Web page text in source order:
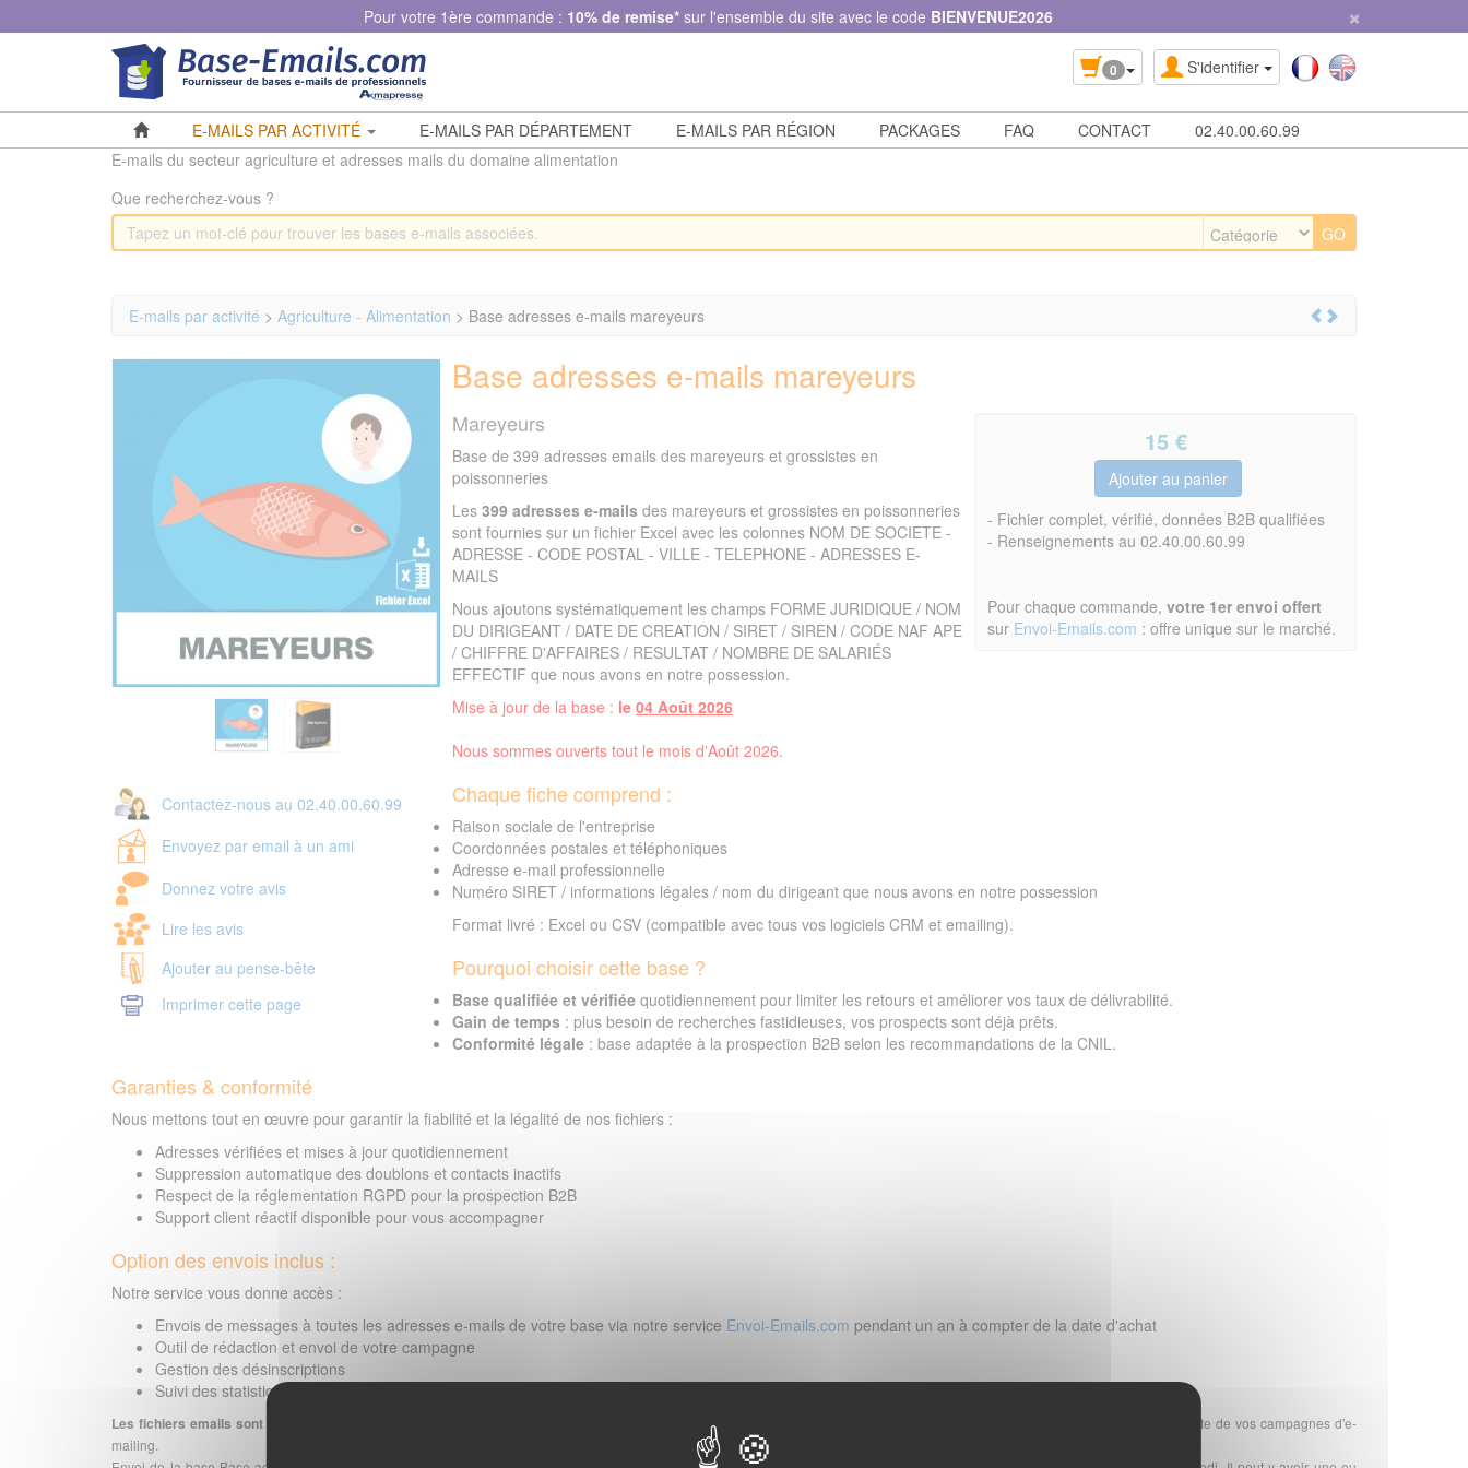
Pour votre 1ère commande : 10% de remise* sur l'ensemble du site avec le code BIENVENUE2026 ×
S'identifier
0
E-MAILS PAR ACTIVITÉ E-MAILS PAR DÉPARTEMENT E-MAILS PAR RÉGION PACKAGES FAQ CONTACT
02.40.00.60.99
E-mails du secteur agriculture et adresses mails du domaine alimentation
Que recherchez-vous ?
E-mails par activité > Agriculture - Alimentation > Base adresses e-mails mareyeurs
Contactez-nous au 02.40.00.60.99
Envoyez par email à un ami
Donnez votre avis
Lire les avis
Ajouter au pense-bête
Imprimer cette page
Base adresses e-mails mareyeurs
15 €
- Fichier complet, vérifié, données B2B qualifiées
- Renseignements au 02.40.00.60.99
Pour chaque commande, votre 1er envoi offert
sur Envoi-Emails.com : offre unique sur le marché.
Mareyeurs
Base de 399 adresses emails des mareyeurs et grossistes en
poissonneries
Les 399 adresses e-mails des mareyeurs et grossistes en poissonneries
sont fournies sur un fichier Excel avec les colonnes NOM DE SOCIETE -
ADRESSE - CODE POSTAL - VILLE - TELEPHONE - ADRESSES E-
MAILS
Nous ajoutons systématiquement les champs FORME JURIDIQUE / NOM
DU DIRIGEANT / DATE DE CREATION / SIRET / SIREN / CODE NAF APE
/ CHIFFRE D'AFFAIRES / RESULTAT / NOMBRE DE SALARIÉS
EFFECTIF que nous avons en notre possession.
Mise à jour de la base : le 04 Août 2026
Nous sommes ouverts tout le mois d'Août 2026.
Chaque fiche comprend :
Raison sociale de l'entreprise
Coordonnées postales et téléphoniques
Adresse e-mail professionnelle
Numéro SIRET / informations légales / nom du dirigeant que nous avons en notre possession
Format livré : Excel ou CSV (compatible avec tous vos logiciels CRM et emailing).
Pourquoi choisir cette base ?
Base qualifiée et vérifiée quotidiennement pour limiter les retours et améliorer vos taux de délivrabilité.
Gain de temps : plus besoin de recherches fastidieuses, vos prospects sont déjà prêts.
Conformité légale : base adaptée à la prospection B2B selon les recommandations de la CNIL.
Garanties & conformité
Nous mettons tout en œuvre pour garantir la fiabilité et la légalité de nos fichiers :
Adresses vérifiées et mises à jour quotidiennement
Suppression automatique des doublons et contacts inactifs
Respect de la réglementation RGPD pour la prospection B2B
Support client réactif disponible pour vous accompagner
Option des envois inclus :
Notre service vous donne accès :
Envois de messages à toutes les adresses e-mails de votre base via notre service Envoi-Emails.com pendant un an à compter de la date d'achat
Outil de rédaction et envoi de votre campagne
Gestion des désinscriptions
Suivi des statistiques (ouvertures, clics, rebonds)
Les fichiers emails sont préparés à la commande car nous vérifions et contrôlons chaque jour la validité des adresses e-mails
, ce qui vous garantit le meilleur taux de réussite de vos campagnes d'e-
mailing.